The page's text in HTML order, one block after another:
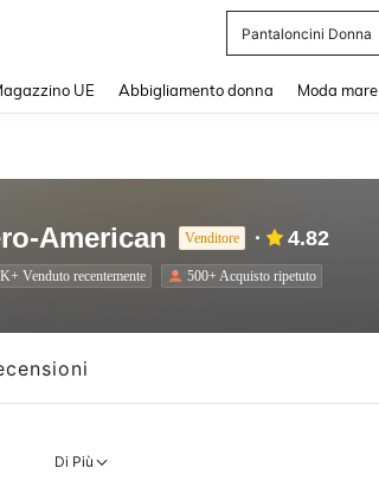
Pantaloncini Donna
UE Abbigliamento donna Moda mare
American Venditore 4.82
Venduto recentemente 500+ Acquisto ripetuto
Di Più